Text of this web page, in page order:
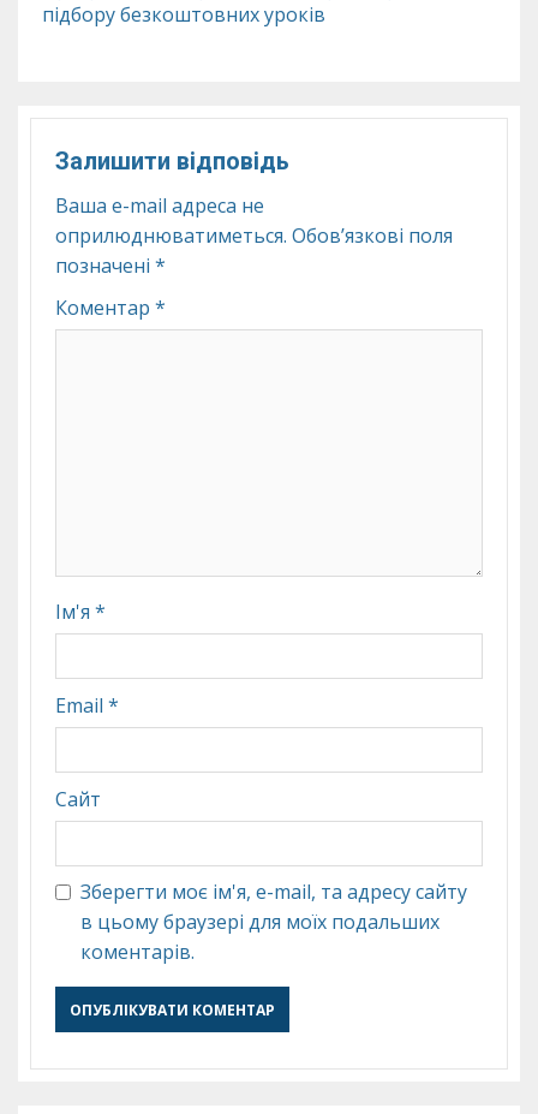
підбору безкоштовних уроків
Залишити відповідь
Ваша e-mail адреса не
оприлюднюватиметься. Обов’язкові поля
позначені *
Коментар *
Ім'я *
Email *
Сайт
Зберегти моє ім'я, e-mail, та адресу сайту
в цьому браузері для моїх подальших
коментарів.